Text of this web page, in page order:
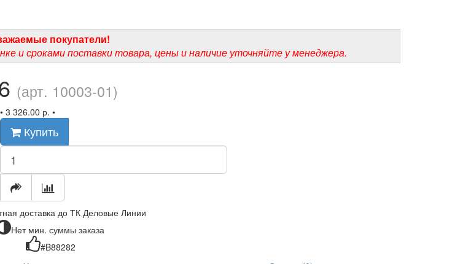
покупатели!
и сроками поставки товара, цены и наличие уточняйте у менеджера.
(арт. 10003-01)
• 3 326.00 р. •
Купить
доставка до ТК Деловые Линии
Нет мин. суммы заказа
#B88282